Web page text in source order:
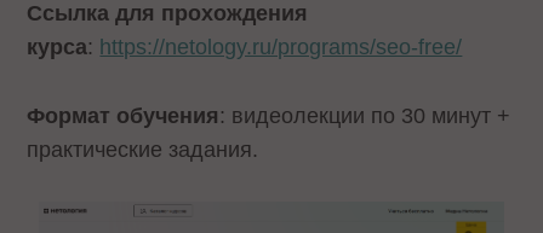
Ссылка для прохождения
курса: https://netology.ru/programs/seo-free/
Формат обучения : видеолекции по 30 минут +
практические задания.